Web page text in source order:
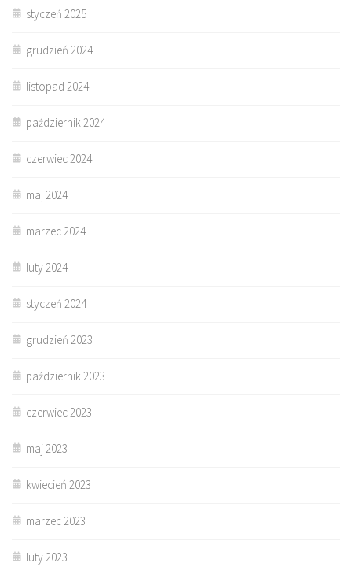
styczeń 2025
grudzień 2024
listopad 2024
październik 2024
czerwiec 2024
maj 2024
marzec 2024
luty 2024
styczeń 2024
grudzień 2023
październik 2023
czerwiec 2023
maj 2023
kwiecień 2023
marzec 2023
luty 2023